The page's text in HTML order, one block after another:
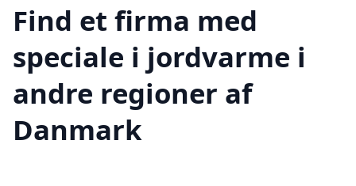
Find et firma med
speciale i jordvarme i
andre regioner af
Danmark